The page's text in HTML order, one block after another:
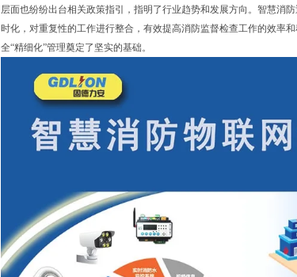
层面也纷纷出台相关政策指引，指明了行业趋势和发展方向。智慧消
时化，对重复性的工作进行整合，有效提高消防监督检查工作的效率
全“精细化”管理奠定了坚实的基础。